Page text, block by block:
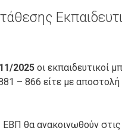
2025 οι εκπαιδευτικοί
– 866 είτε με
θα ανακοινωθούν στις